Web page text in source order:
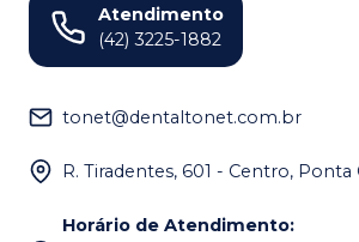
Atendimento
(42) 3225-1882
tonet@dentaltonet.com.br
R. Tiradentes, 601 - Centro, Ponta
Horário de Atendimento: